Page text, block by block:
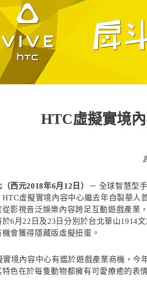
HTC虛擬實境
西元2018年6月12日）
－ 全球智慧型
HTC虛擬實境內容中心繼去年自製華人
從影視音泛娛樂內容跨足互動遊戲產業
於6月22日及23日分別於台北華山1914
機會獲得隱藏版虛擬扭蛋。
實境內容中心有鑑於遊戲產業商機，今
特色在於每隻動物都擁有可愛療癒的表